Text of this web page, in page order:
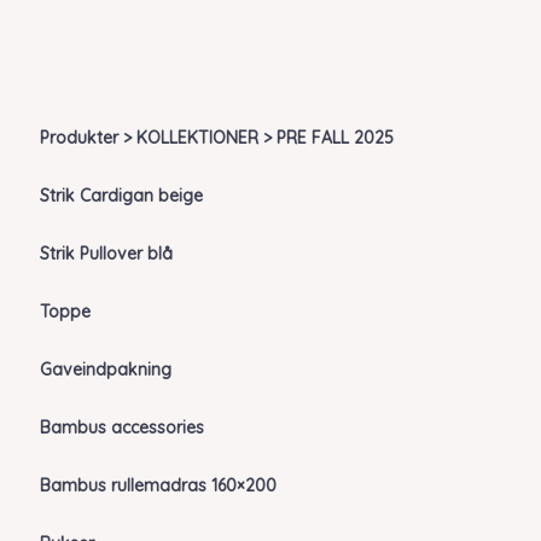
Produkter > KOLLEKTIONER > PRE FALL 2025
Strik Cardigan beige
Strik Pullover blå
Toppe
Gaveindpakning
Bambus accessories
Bambus rullemadras 160×200